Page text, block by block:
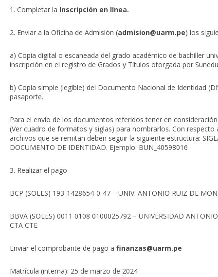
1. Completar la Inscripción en línea.
2. Enviar a la Oficina de Admisión (admision@uarm.pe) los
a) Copia digital o escaneada del grado académico de bachiller
inscripción en el registro de Grados y Títulos otorgada por
b) Copia simple (legible) del Documento Nacional de Identidad
pasaporte.
Para el envío de los documentos referidos tener en
(Ver cuadro de formatos y siglas) para nombrarlos. Con
archivos que se remitan deben seguir la siguiente estructura:
DOCUMENTO DE IDENTIDAD. Ejemplo: BUN_40598016
3. Realizar el pago
BCP (SOLES) 193-1428654-0-47 – UNIV. ANTONIO RUIZ DE
BBVA (SOLES) 0011 0108 0100025792 – UNIVERSIDAD
CTA CTE
Enviar el comprobante de pago a finanzas@uarm.pe
Matrícula (interna): 25 de marzo de 2024